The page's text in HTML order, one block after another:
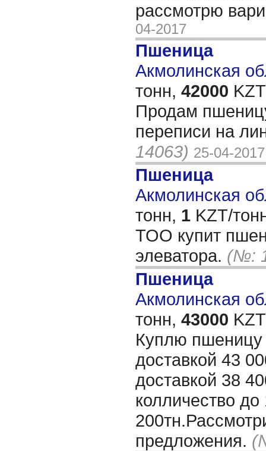
рассмотрю
04-2017
Пшеница
Акмолинская
тонн, 42000
Продам
переписи на
14063) 25-04-2017
Пшеница
Акмолинская
тонн, 1 KZT/
ТОО купит
элеватора. (№:
Пшеница
Акмолинская
тонн, 43000
Куплю
доставкой 43
доставкой 38
колличество до
предложения.